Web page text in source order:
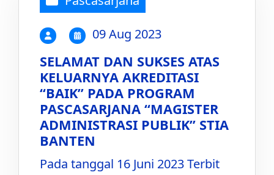
09 Aug 2023
SELAMAT DAN SUKSES ATAS
KELUARNYA AKREDITASI
“BAIK” PADA PROGRAM
PASCASARJANA “MAGISTER
ADMINISTRASI PUBLIK” STIA
BANTEN
Pada tanggal 16 Juni 2023 Terbit